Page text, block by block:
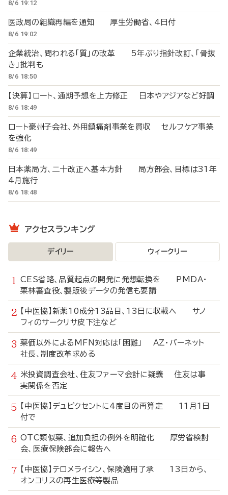
8/6 19:12
医政局の組織再編を通知 厚生労働省、4日付
8/6 19:02
企業統治、問われる「質」の改革 5年ぶり指針改訂、「骨抜
き」批判も
8/6 18:50
【決算】ロート、通期予想を上方修正 日本やアジアなど好調
8/6 18:49
ロート豪州子会社、外用鎮痛剤事業を買収 セルフケア事業
を強化
8/6 18:49
日本薬局方、二十改正へ基本方針 局方部会、目標は31年
4月施行
8/6 18:48
アクセスランキング
デイリー ウィークリー
CES省略、品質起点の開発に発想転換を PMDA・
栗林審査役、製販後データの発信も要請
【中医協】新薬10成分13品目、13日に収載へ サノ
フィのサークリサ皮下注など
薬価以外によるMFN対応は「困難」 AZ・バーネット
社長、制度改革求める
米投資調査会社、住友ファーマ会計に疑義 住友は事
実関係を否定
【中医協】デュピクセントに4度目の再算定 11月1日
付で
OTC類似薬、追加負担の例外を明確化 厚労省検討
会、医療保険部会に報告へ
【中医協】テロメライシン、保険適用了承 13日から、
オンコリスの再生医療等製品